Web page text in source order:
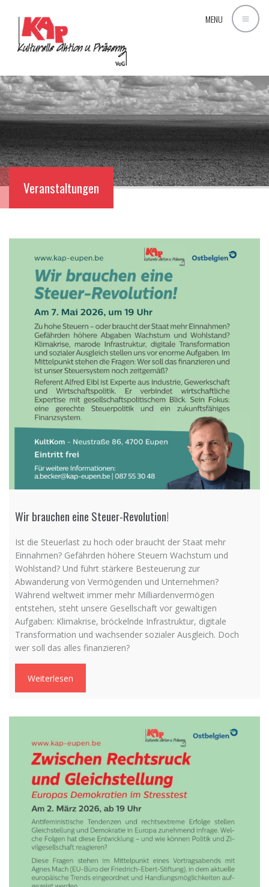
MENU
Veranstaltungen
Wir brauchen eine Steuer-Revolution!
Ist die Steuerlast zu hoch oder braucht der Staat mehr
Einnahmen? Gefährden höhere Steuern Wachstum und
Wohlstand? Und führt stärkere Besteuerung zur
Abwanderung von Vermögenden und Unternehmen?
Während weltweit immer mehr Milliardenvermögen
entstehen, steht unsere Gesellschaft vor gewaltigen
Aufgaben: Klimakrise, bröckelnde Infrastruktur, digitale
Transformation und wachsender sozialer Ausgleich. Doch
wer soll das alles finanzieren?
Weiterlesen